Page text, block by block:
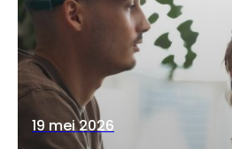
19 mei 2026